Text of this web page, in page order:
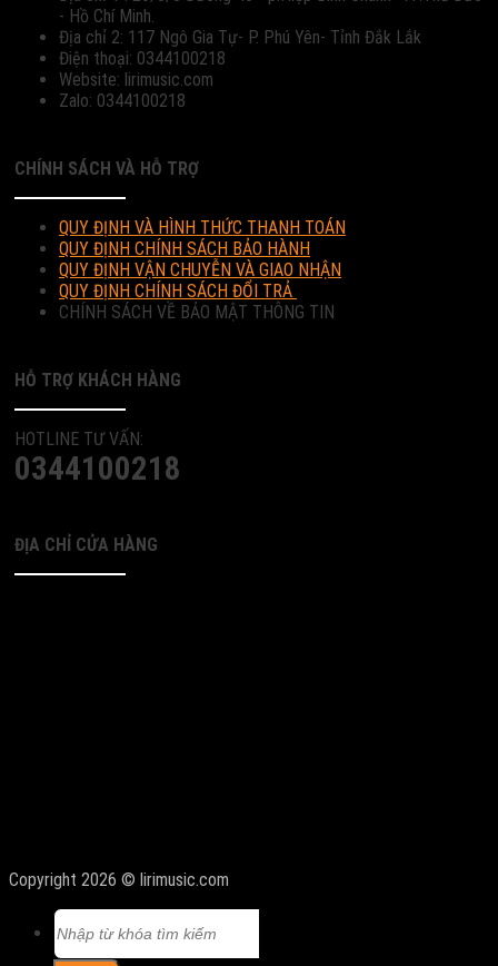
- Hồ Chí Minh.
Địa chỉ 2: 117 Ngô Gia Tự- P. Phú Yên- Tỉnh Đắk Lắk
Điện thoại: 0344100218
Website: lirimusic.com
Zalo: 0344100218
CHÍNH SÁCH VÀ HỖ TRỢ
QUY ĐỊNH VÀ HÌNH THỨC THANH TOÁN
QUY ĐỊNH CHÍNH SÁCH BẢO HÀNH
QUY ĐỊNH VẬN CHUYỄN VÀ GIAO NHẬN
QUY ĐỊNH CHÍNH SÁCH ĐỔI TRẢ
CHÍNH SÁCH VỀ BẢO MẬT THÔNG TIN
HỖ TRỢ KHÁCH HÀNG
HOTLINE TƯ VẤN:
0344100218
ĐỊA CHỈ CỬA HÀNG
Copyright 2026 © lirimusic.com
Tìm
kiếm: